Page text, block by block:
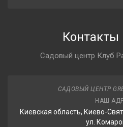
Контакты
Садовый центр Клуб
САДОВЫЙ ЦЕНТР
НАШ
Киевская область, Киево-
ул.